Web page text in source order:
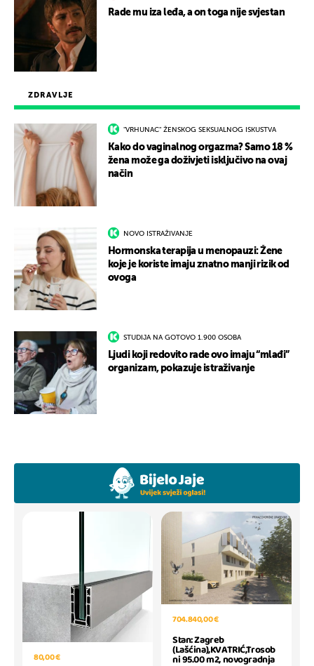
ZDRAVLJE
"VRHUNAC" ŽENSKOG SEKSUALNOG ISKUSTVA
Kako do vaginalnog orgazma? Samo 18 %
žena može ga doživjeti isključivo na ovaj
način
NOVO ISTRAŽIVANJE
Hormonska terapija u menopauzi: Žene
koje je koriste imaju znatno manji rizik od
ovoga
STUDIJA NA GOTOVO 1.900 OSOBA
Ljudi koji redovito rade ovo imaju “mlađi”
organizam, pokazuje istraživanje
Rade mu iza leđa, a on toga nije svjestan
80,00 €
704.840,00 €
Stan: Zagreb
(Lašćina),KVATRIĆ,Trosob
ni 95.00 m2, novogradnja